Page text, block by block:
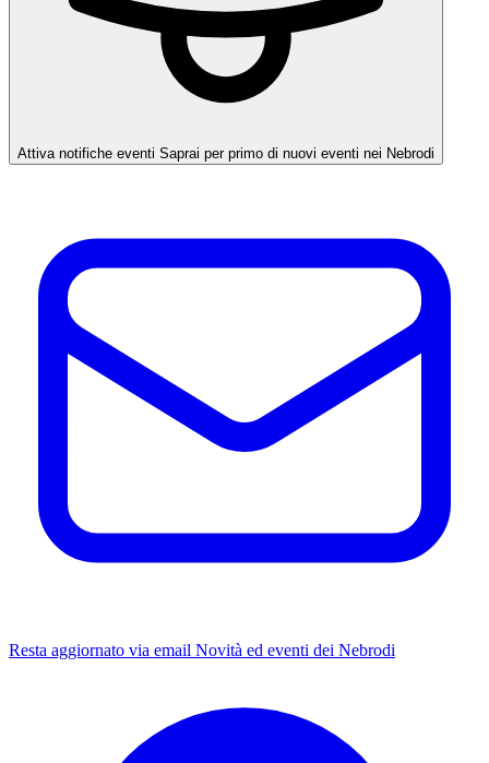
Attiva notifiche eventi Saprai per primo di nuovi eventi nei Nebrodi
Resta aggiornato via email Novità ed eventi dei Nebrodi